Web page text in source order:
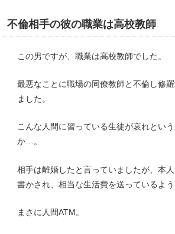
不倫相手の彼の職業は高校教師
この男ですが、職業は高校教師でした。
最悪なことに職場の同僚教師と不倫し修
ました。
こんな人間に習っている生徒が哀れとい
か…。
相手は離婚したと言っていましたが、本
書かされ、相当な生活費を送っているよう
まさに人間ATM。